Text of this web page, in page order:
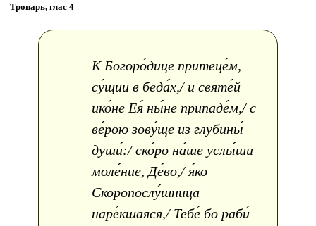
Тропарь, глас 4
К Богоpо́дице пpитеце́м,
су́щии в беда́х,/ и святе́й
ико́не Ея́ ны́не пpипаде́м,/ с
ве́pою зову́ще из глубины́
души́:/ ско́pо на́ше услы́ши
моле́ние, Де́во,/ я́ко
Скоpопослу́шница
наpе́кшаяся,/ Тебе́ бо pаби́